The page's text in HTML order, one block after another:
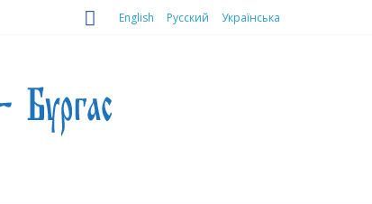
English Русский Українська